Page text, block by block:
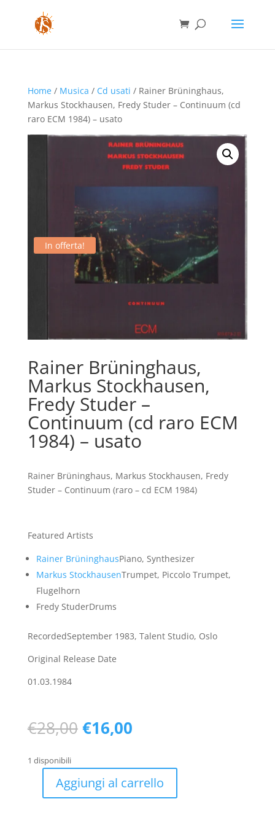
Home/ Musica / Cd usati / Rainer Brüninghaus,
Markus Stockhausen, Fredy Studer – Continuum (cd
raro ECM 1984) – usato
In offerta!
Rainer Brüninghaus,
Markus Stockhausen,
Fredy Studer –
Continuum (cd raro ECM
1984) – usato
Rainer Brüninghaus, Markus Stockhausen, Fredy
Studer – Continuum (raro – cd ECM 1984)
Featured Artists
Rainer BrüninghausPiano, Synthesizer
Markus StockhausenTrumpet, Piccolo Trumpet,
Flugelhorn
Fredy StuderDrums
RecordedSeptember 1983, Talent Studio, Oslo
Original Release Date
01.03.1984
€28,00 Il
prezzo
era:
€28,00.
€16,00Il
è:
€16,00.
1 disponibili
Aggiungi al carrello